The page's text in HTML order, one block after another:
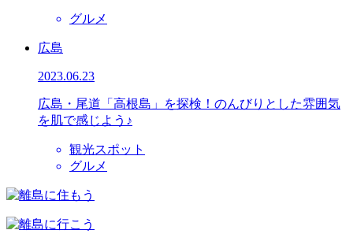
グルメ
広島
2023.06.23
広島・尾道「高根島」を探検！のんびりとした雰囲気
を肌で感じよう♪
観光スポット
グルメ